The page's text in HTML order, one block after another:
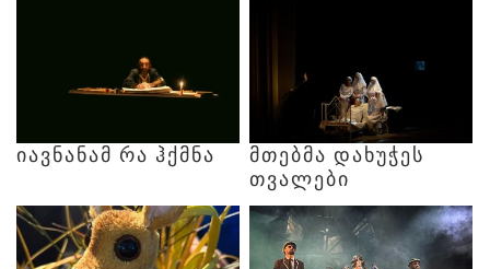
ᲘᲐᲕᲜᲐᲜᲐᲛ ᲠᲐ ᲰᲥᲛᲜᲐ ᲛᲗᲔᲑᲛᲐ ᲓᲐᲮᲣᲭᲔᲡ
ᲗᲕᲐᲚᲔᲑᲘ